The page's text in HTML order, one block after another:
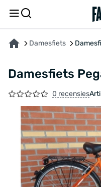
Damesfiets
Damesfiets
0 recensies
OVER HET PRODUCT KENMERKEN